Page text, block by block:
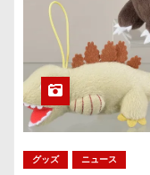
グッズ ニュース